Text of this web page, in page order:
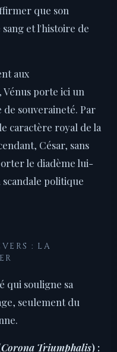
que son
et l'histoire de
aux
Vénus porte ici un
de souveraineté. Par
caractère royal de la
César, sans
le diadème lui-
politique
: LA
qui souligne sa
seulement du
Corona Triumphalis) :